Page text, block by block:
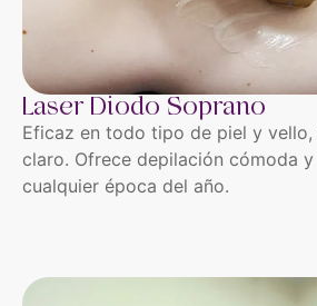
Laser Diodo Soprano
Eficaz en todo tipo de piel y
claro. Ofrece depilación cómoda
cualquier época del año.